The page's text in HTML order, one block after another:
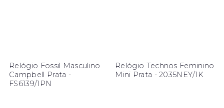
Relógio Fossil Masculino
Campbell Prata -
FS6139/1PN
Relógio Technos Feminino
Mini Prata - 2035NEY/1K